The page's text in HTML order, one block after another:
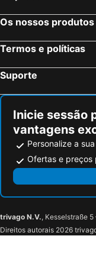
Os nossos produtos
Termos e políticas
Suporte
Inicie sessão
vantagens
Personalize a
Ofertas e preços
trivago N.V., Kesselstraße
Direitos autorais 2026